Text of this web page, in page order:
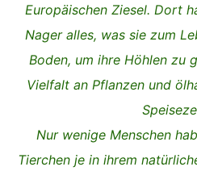
Europäischen Ziesel. Dort
Nager alles, was sie zum
Boden, um ihre Höhlen zu
Vielfalt an Pflanzen und
Nur wenige Menschen
Tierchen je in ihrem